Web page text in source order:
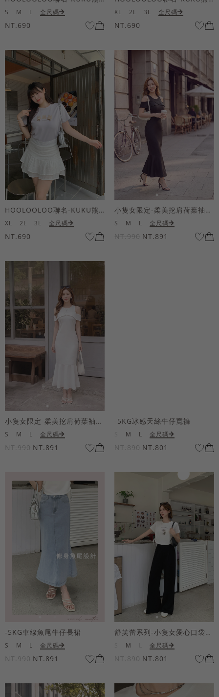
S M L 全尺碼
NT.690
XL 2L 3L 全尺碼
NT.690
HOOLOOLOO聯名-KUKU熊蝴蝶結短袖上衣
XL 2L 3L 全尺碼
NT.690
小隻女限定-柔美挖肩荷葉袖魚尾長洋裝
S M L 全尺碼
NT.990 NT.891
小隻女限定-柔美挖肩荷葉袖魚尾長洋裝
S M L 全尺碼
NT.990 NT.891
-5KG冰感天絲牛仔寬褲
M L 全尺碼
NT.890 NT.801
-5KG車線魚尾牛仔長裙
S M L 全尺碼
NT.990 NT.891
舒芙蕾系列-小隻女愛心口袋寬褲
M 全尺碼
NT.890 NT.801